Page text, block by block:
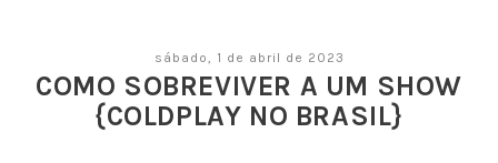
sábado, 1 de abril de 2023
COMO SOBREVIVER A UM SHOW
{COLDPLAY NO BRASIL}